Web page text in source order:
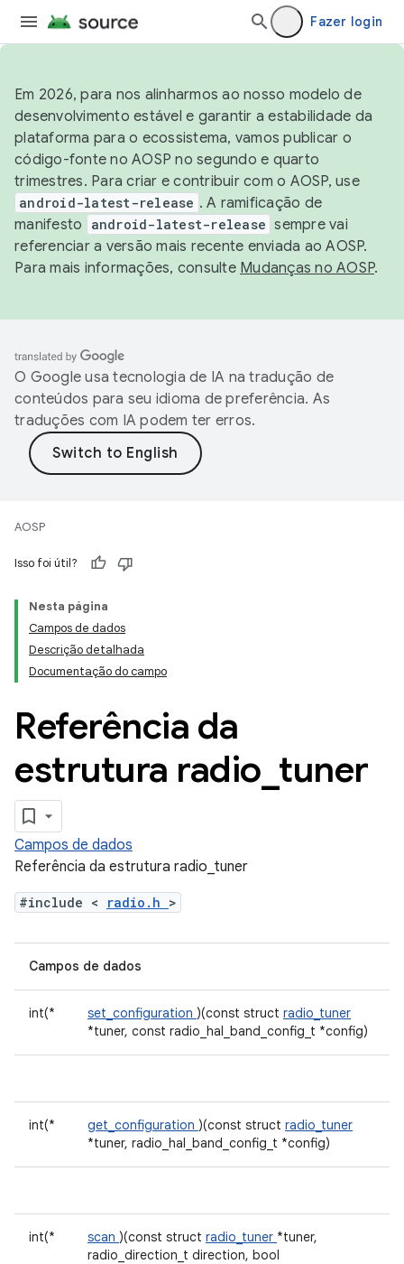
Fazer login
Em 2026, para nos alinharmos ao nosso modelo de
desenvolvimento estável e garantir a estabilidade da
plataforma para o ecossistema, vamos publicar o
código-fonte no AOSP no segundo e quarto
trimestres. Para criar e contribuir com o AOSP, use
android-latest-release . A ramificação de
manifesto
android-latest-release sempre vai
referenciar a versão mais recente enviada ao AOSP.
Para mais informações, consulte Mudanças no AOSP.
O Google usa tecnologia de IA na tradução de
conteúdos para seu idioma de preferência. As
traduções com IA podem ter erros.
AOSP
Isso foi útil?
Nesta página
Campos de dados
Descrição detalhada
Documentação do campo
Referência da
estrutura radio tuner
Campos de dados
Referência da estrutura radio_tuner
#include < radio.h >
Campos de dados
int(* set_configuration )(const struct radio_tuner
*tuner, const radio_hal_band_config_t *config)
int(* get_configuration )(const struct radio_tuner
*tuner, radio_hal_band_config_t *config)
int(* scan )(const struct radio_tuner *tuner,
radio_direction_t direction, bool